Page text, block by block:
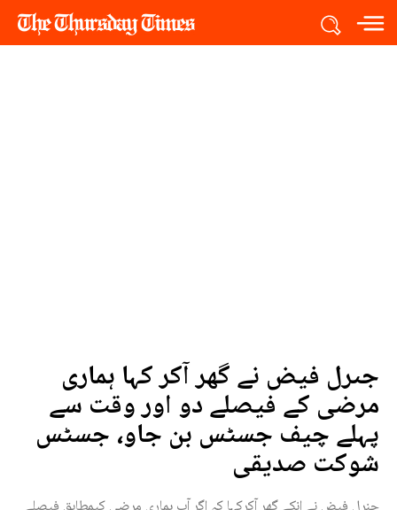
جںرل فیض نے گھر آکر کہا ہماری
مرضی کے فیصلے دو اور وقت سے
پہلے چیف جسٹس بن جاو، جسٹس
شوکت صدیقی